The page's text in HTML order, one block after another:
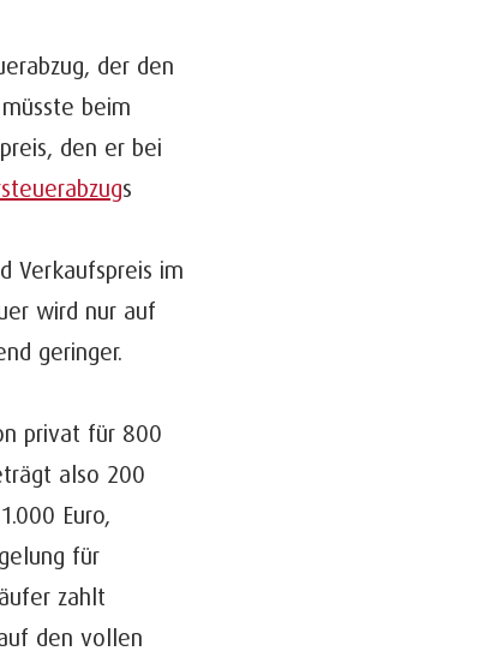
der den
beim
den er bei
s
Verkaufspreis im
wird nur auf
geringer.
privat für 800
also 200
Euro,
für
zahlt
den vollen